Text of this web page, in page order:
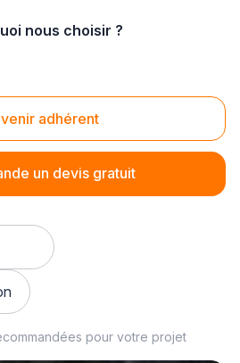
nous choisir ?
adhérent
un devis gratuit
pour votre projet